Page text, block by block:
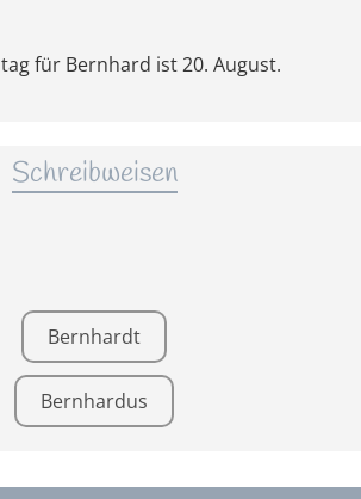
für Bernhard ist 20. August.
Schreibweisen
Bernhardt
Bernhardus